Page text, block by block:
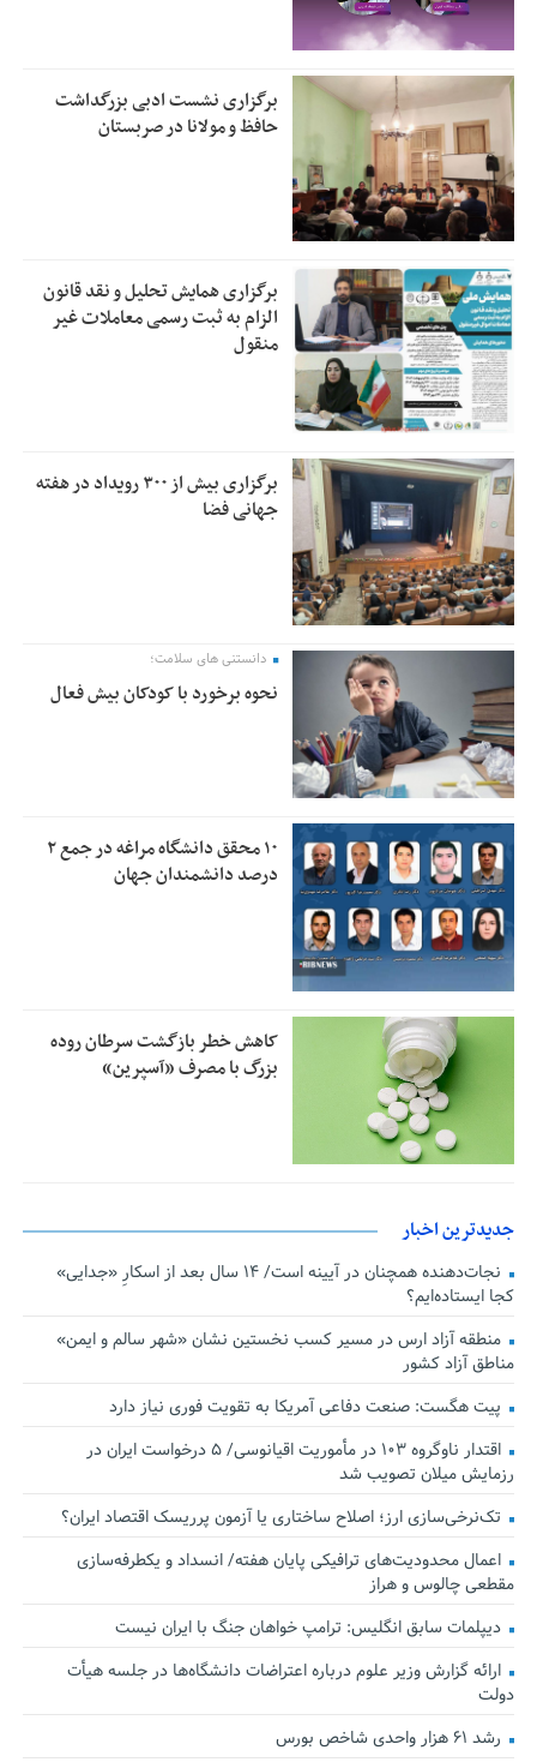
برگزاری نشست ادبی بزرگداشت
حافظ و مولانا در صربستان
برگزاری همایش تحلیل و نقد قانون
الزام به ثبت رسمی معاملات غیر
منقول
برگزاری بیش از ۳۰۰ رویداد در هفته
جهانی فضا
دانستنی های سلامت؛
نحوه برخورد با کودکان بیش فعال
۱۰ محقق دانشگاه مراغه در جمع ۲
درصد دانشمندان جهان
کاهش خطر بازگشت سرطان روده
بزرگ با مصرف «آسپرین»
جدیدترین اخبار
نجات‌دهنده‌ همچنان در آیینه است/ ۱۴ سال بعد از اسکارِ «جدایی»
کجا ایستاده‌ایم؟
منطقه آزاد ارس در مسیر کسب نخستین نشان «شهر سالم و ایمن»
مناطق آزاد کشور
پیت هگست: صنعت دفاعی آمریکا به تقویت فوری نیاز دارد
اقتدار ناوگروه ۱۰۳ در مأموریت‌ اقیانوسی/ ۵ درخواست ایران در
رزمایش میلان تصویب شد
تک‌نرخی‌سازی ارز؛ اصلاح ساختاری یا آزمون پرریسک اقتصاد ایران؟
اعمال محدودیت‌های ترافیکی پایان هفته/ انسداد و یکطرفه‌سازی
مقطعی چالوس و هراز
دیپلمات سابق انگلیس:‌ ترامپ خواهان جنگ با ایران نیست
ارائه گزارش وزیر علوم درباره اعتراضات دانشگاه‌ها در جلسه هیأت
دولت
رشد ۶۱ هزار واحدی شاخص بورس